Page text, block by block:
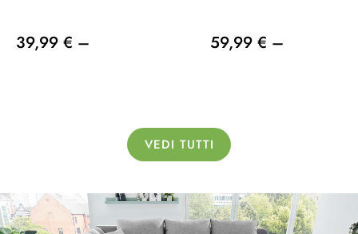
39,99 € – 59,99 € –
VEDI TUTTI